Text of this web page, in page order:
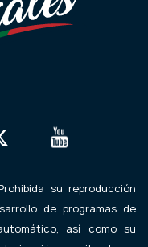
su reproducción
de programas de
así como su